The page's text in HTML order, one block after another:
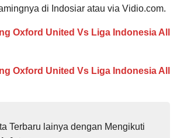
di Indosiar atau via Vidio.com.
Oxford United Vs Liga Indonesia All
Oxford United Vs Liga Indonesia All
Terbaru lainya dengan Mengikuti